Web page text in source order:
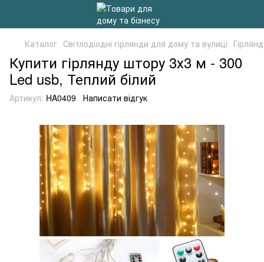
Каталог Світлодіодні гірлянди для дому та вулиці
Купити гірлянду штору 3х3 м - 300
Led usb, Теплий білий
Артикул: HA0409 Написати відгук